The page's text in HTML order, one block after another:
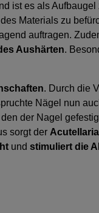
ist es als Aufbaugel
Materials zu
auftragen.
Aushärten.
. Durch die
Nägel nun
der Nagel
sorgt der
und stimuliert die